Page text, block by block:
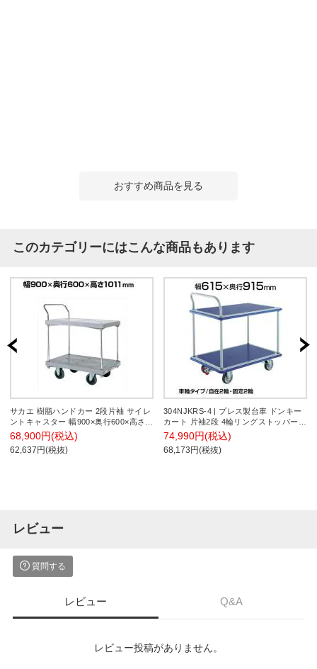
おすすめ商品を見る
このカテゴリーにはこんな商品もあります
サカエ 樹脂ハンドカー 2段片袖 サイレ
ントキャスター 幅900×奥行600×高さ
1011mm LHN-22S
68,900円(税込)
62,637円(税抜)
304NJKRS-4 | プレス製台車 ドンキー
カート 片袖2段 4輪リングストッパー付
き トラスコ中山 (TRUSCO) / 856-
4203
74,990円(税込)
68,173円(税抜)
レビュー
質問する
レビュー Q&A
レビュー投稿がありません。